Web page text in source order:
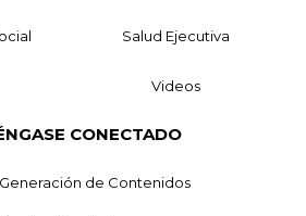
Salud Ejecutiva
Videos
CONECTADO
de Contenidos